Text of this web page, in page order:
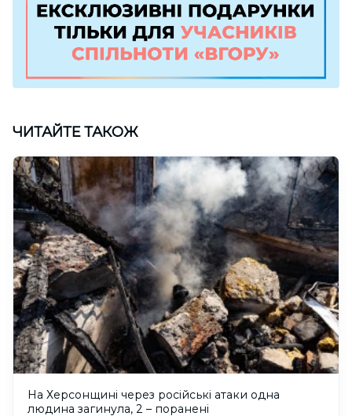
ЧИТАЙТЕ ТАКОЖ
На Херсонщині через російські атаки одна
людина загинула, 2 – поранені